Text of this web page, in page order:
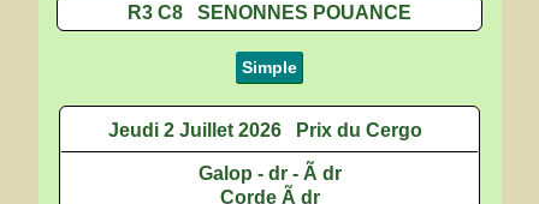
R3 C8 SENONNES POUANCE
Simple
Jeudi 2 Juillet 2026
Prix du Cergo
Galop - dr - Ã dr
Corde Ã dr